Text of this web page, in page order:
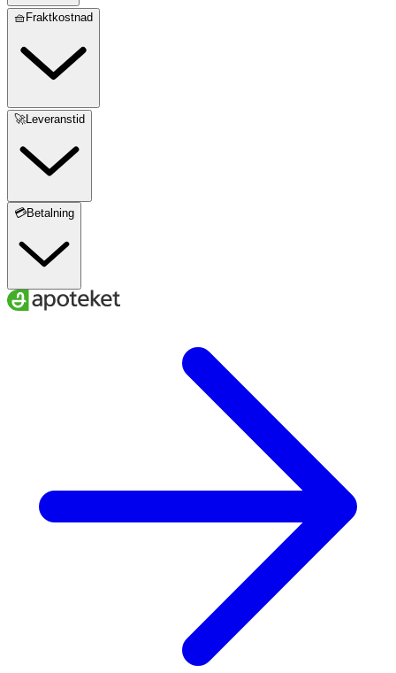
🧺Fraktkostnad
🚀Leveranstid
💳Betalning